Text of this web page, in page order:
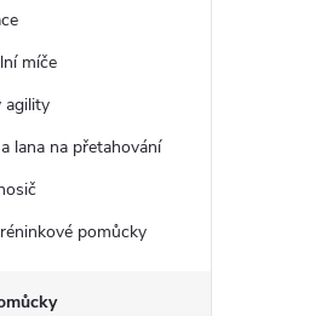
míče
agility
lana na přetahování
pomůcky